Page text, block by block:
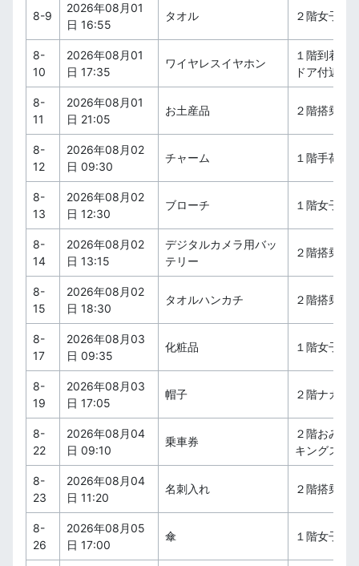
8-9
2026年08月01
日 16:55
タオル ２階女子ト
8-
10
2026年08月01
日 17:35
ワイヤレスイヤホン
１階到着ロ
ドア付近
8-
11
2026年08月01
日 21:05
お土産品 ２階搭乗待
8-
12
2026年08月02
日 09:30
チャーム １階手荷物
8-
13
2026年08月02
日 12:30
ブローチ １階女子ト
8-
14
2026年08月02
日 13:15
デジタルカメラ用バッ
テリー
２階搭乗待
8-
15
2026年08月02
日 18:30
タオルハンカチ ２階搭乗待
8-
17
2026年08月03
日 09:35
化粧品 １階女子ト
8-
19
2026年08月03
日 17:05
帽子 ２階ナガハ
8-
22
2026年08月04
日 09:10
乗車券
２階おみや
キングスペ
8-
23
2026年08月04
日 11:20
名刺入れ ２階搭乗待
8-
26
2026年08月05
日 17:00
傘 １階女子ト